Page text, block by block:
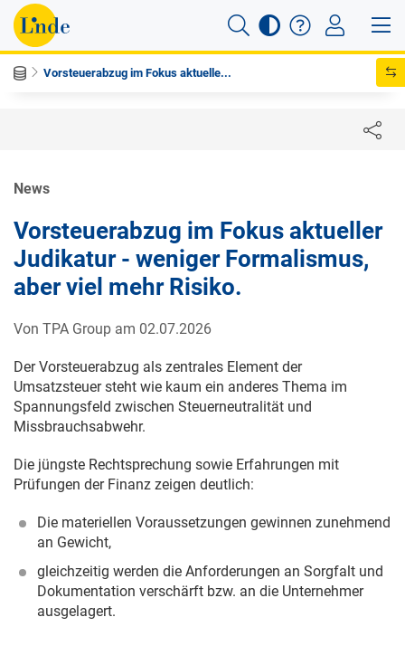
Vorsteuerabzug im Fokus aktuelle...
News
Vorsteuerabzug im Fokus aktueller
Judikatur - weniger Formalismus,
aber viel mehr Risiko.
Von TPA Group am 02.07.2026
Der Vorsteuerabzug als zentrales Element der
Umsatzsteuer steht wie kaum ein anderes Thema im
Spannungsfeld zwischen Steuerneutralität und
Missbrauchsabwehr.
Die jüngste Rechtsprechung sowie Erfahrungen mit
Prüfungen der Finanz zeigen deutlich:
Die materiellen Voraussetzungen gewinnen zunehmend
an Gewicht,
gleichzeitig werden die Anforderungen an Sorgfalt und
Dokumentation verschärft bzw. an die Unternehmer
ausgelagert.